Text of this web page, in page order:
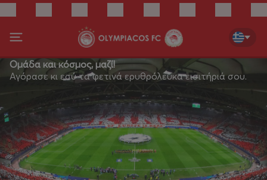
Ομάδα και κόσμος, μαζί!
Αγόρασε κι εσύ τα φετινά ερυθρόλευκα εισιτήριά σου.